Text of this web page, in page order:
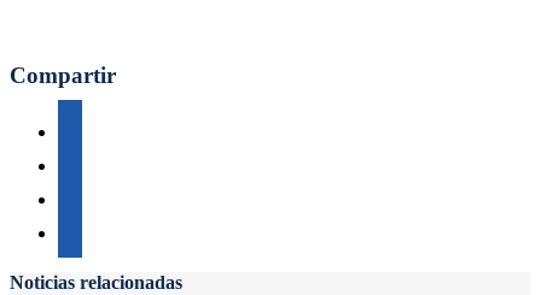
Compartir
Noticias relacionadas